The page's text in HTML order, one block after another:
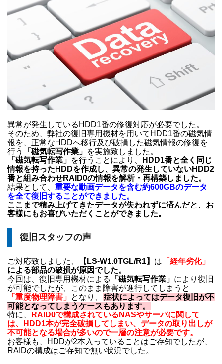
異常が発生しているHDD1番の修復対応が必要でした。
そのため、弊社の復旧専用機材を用いてHDD1番の磁気情
報を、正常なHDDへ移行及び破損した磁気情報の修復を
行う
「磁気転写作業」 を実施致しました。
「磁気転写作業」 を行うことにより、
HDD1番と全く同じ
情報を持ったHDDを作成し、異常の発生していないHDD2
番と組み合わせRAID0の情報を解析・再構築しました。
結果として、 重要な動画データを含む約600GBのデータ
を全て復旧することができました。
ここまで積み上げてきたデータが失われずに済んだと、お
客様にもお喜びいただくことができました。
復旧スタッフの声
ご対応致しました、 【LS-W1.0TGL/R1】 は 「経年劣化」
による部品の破損が原因でした。
今回は、復旧専用機材による
「磁気転写作業」 により復旧
が可能でしたが、このまま障害が進行してしまうと
「重度物理障害」 となり、
症状によってはデータ復旧が不
可能となってしまうケースもあります。
特に、
RAID0で構成されているNASやサーバに関して
は、HDD1本が完全破損してしまい、データの取り出しが
不可能となる場合が多いので一層の注意が必要です。
お客様も、HDDが2本入っていることはご存知でしたが、
RAIDの構成はご存知で無い状況でした。